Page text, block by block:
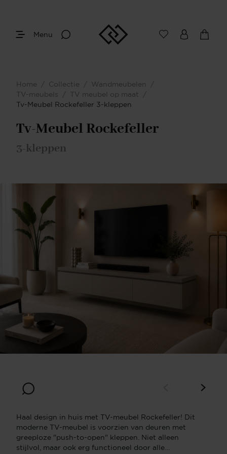
Menu
Home / Collectie / Wandmeubelen
/
TV-meubels
/ TV meubel op maat
/
Tv-Meubel Rockefeller 3-kleppen
Tv-Meubel Rockefeller
3-kleppen
Haal design in huis met TV-meubel Rockefeller! Dit
moderne TV-meubel is voorzien van deuren met
greeploze "push-to-open" kleppen. Niet alleen
stijlvol, maar ook erg functioneel door alle
Afmetingen
Je bent gestart met het samenstellen van
jouw eigen TV-meubel. Begin bij het
Breedte
180